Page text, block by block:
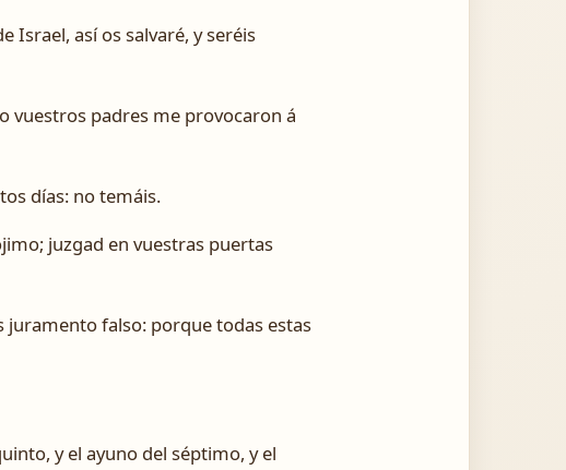
Israel, así os salvaré, y seréis
vuestros padres me provocaron á
días: no temáis.
juzgad en vuestras puertas
juramento falso: porque todas estas
y el ayuno del séptimo, y el